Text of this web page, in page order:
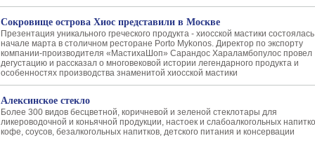
Сокровище острова Хиос представили в Москве
Презентация уникального греческого продукта - хиосской мастики
начале марта в столичном ресторане Porto Mykonos. Директор по экспорту
компании-производителя «МастихаШоп» Сарандос Хараламбопулос провел
дегустацию и рассказал о многовековой истории легендарного продукта и
особенностях производства знаменитой хиосской мастики
Алексинское стекло
Более 300 видов бесцветной, коричневой и зеленой стеклотары для
ликероводочной и коньячной продукции, настоек и слабоалкогольных
кофе, соусов, безалкогольных напитков, детского питания и консервации